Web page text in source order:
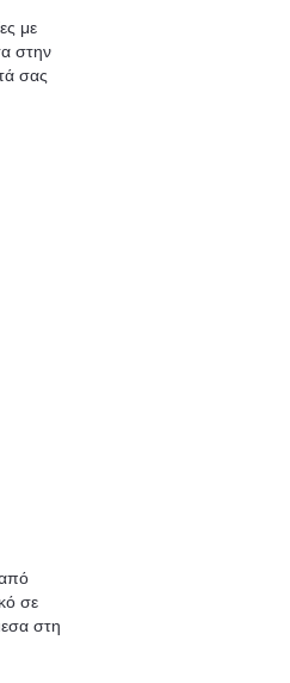
με
στην
σας
σε
στη